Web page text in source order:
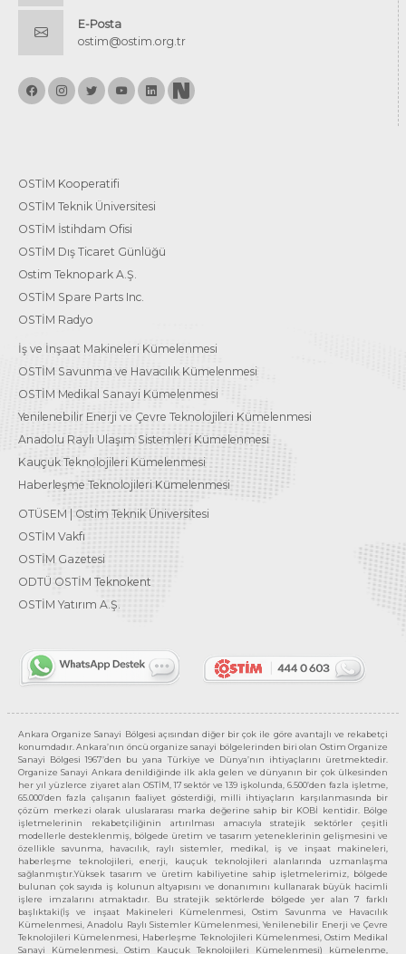
E-Posta
ostim@ostim.org.tr
OSTİM Kooperatifi
OSTİM Teknik Üniversitesi
OSTİM İstihdam Ofisi
OSTİM Dış Ticaret Günlüğü
Ostim Teknopark A.Ş.
OSTİM Spare Parts Inc.
OSTİM Radyo
İş ve İnşaat Makineleri Kümelenmesi
OSTİM Savunma ve Havacılık Kümelenmesi
OSTİM Medikal Sanayi Kümelenmesi
Yenilenebilir Enerji ve Çevre Teknolojileri Kümelenmesi
Anadolu Raylı Ulaşım Sistemleri Kümelenmesi
Kauçuk Teknolojileri Kümelenmesi
Haberleşme Teknolojileri Kümelenmesi
OTÜSEM | Ostim Teknik Üniversitesi
OSTİM Vakfı
OSTİM Gazetesi
ODTÜ OSTİM Teknokent
OSTİM Yatırım A.Ş.
Ankara Organize Sanayi Bölgesi açısından diğer bir çok ile göre avantajlı ve rekabetçi
konumdadır. Ankara’nın öncü organize sanayi bölgelerinden biri olan Ostim Organize
Sanayi Bölgesi 1967’den bu yana Türkiye ve Dünya’nın ihtiyaçlarını üretmektedir.
Organize Sanayi Ankara denildiğinde ilk akla gelen ve dünyanın bir çok ülkesinden
her yıl yüzlerce ziyaret alan OSTİM, 17 sektör ve 139 işkolunda, 6.500’den fazla işletme,
65.000’den fazla çalışanın faaliyet gösterdiği, milli ihtiyaçların karşılanmasında bir
çözüm merkezi olarak uluslararası marka değerine sahip bir KOBİ kentidir. Bölge
işletmelerinin rekabetçiliğinin artırılması amacıyla stratejik sektörler çeşitli
modellerle desteklenmiş, bölgede üretim ve tasarım yeteneklerinin gelişmesini ve
özellikle savunma, havacılık, raylı sistemler, medikal, iş ve inşaat makineleri,
haberleşme teknolojileri, enerji, kauçuk teknolojileri alanlarında uzmanlaşma
sağlanmıştır.Yüksek tasarım ve üretim kabiliyetine sahip işletmelerimiz, bölgede
bulunan çok sayıda iş kolunun altyapısını ve donanımını kullanarak büyük hacimli
işlere imzalarını atmaktadır. Bu stratejik sektörlerde bölgede yer alan 7 farklı
başlıktaki(İş ve inşaat Makineleri Kümelenmesi, Ostim Savunma ve Havacılık
Kümelenmesi, Anadolu Raylı Sistemler Kümelenmesi, Yenilenebilir Enerji ve Çevre
Teknolojileri Kümelenmesi, Haberleşme Teknolojileri Kümelenmesi, Ostim Medikal
Sanayi Kümelenmesi, Ostim Kauçuk Teknolojileri Kümelenmesi) kümelenme,